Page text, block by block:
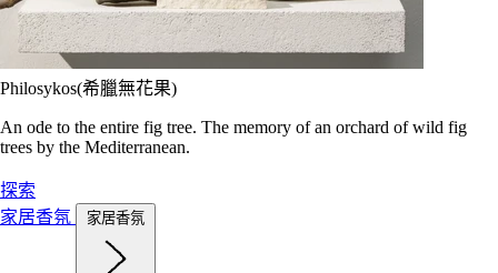
Philosykos(希臘無花果)
An ode to the entire fig tree. The memory of an orchard of wild fig
trees by the Mediterranean.
探索
家居香氛
家居香氛